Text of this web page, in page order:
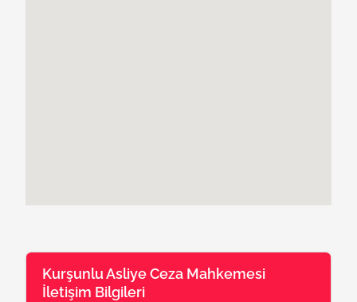
Kurşunlu Asliye Ceza Mahkemesi
İletişim Bilgileri